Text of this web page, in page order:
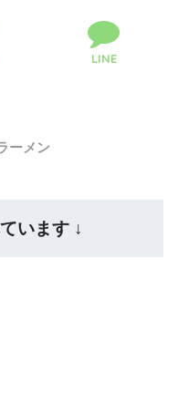
LINE
ーメン
います ↓